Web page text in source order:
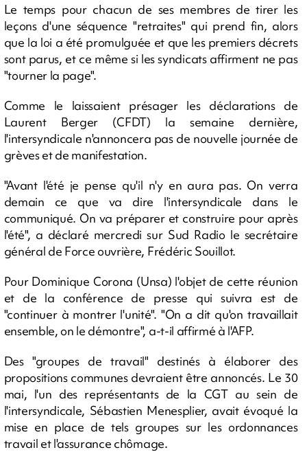
Le temps pour chacun de ses membres de tirer les
leçons d'une séquence "retraites" qui prend fin, alors
que la loi a été promulguée et que les premiers décrets
sont parus, et ce même si les syndicats affirment ne pas
"tourner la page".
Comme le laissaient présager les déclarations de
Laurent Berger (CFDT) la semaine dernière,
l'intersyndicale n'annoncera pas de nouvelle journée de
grèves et de manifestation.
"Avant l'été je pense qu'il n'y en aura pas. On verra
demain ce que va dire l'intersyndicale dans le
communiqué. On va préparer et construire pour après
l'été", a déclaré mercredi sur Sud Radio le secrétaire
général de Force ouvrière, Frédéric Souillot.
Pour Dominique Corona (Unsa) l'objet de cette réunion
et de la conférence de presse qui suivra est de
"continuer à montrer l'unité". "On a dit qu'on travaillait
ensemble, on le démontre", a-t-il affirmé à l'AFP.
Des "groupes de travail" destinés à élaborer des
propositions communes devraient être annoncés. Le 30
mai, l'un des représentants de la CGT au sein de
l'intersyndicale, Sébastien Menesplier, avait évoqué la
mise en place de tels groupes sur les ordonnances
travail et l'assurance chômage.